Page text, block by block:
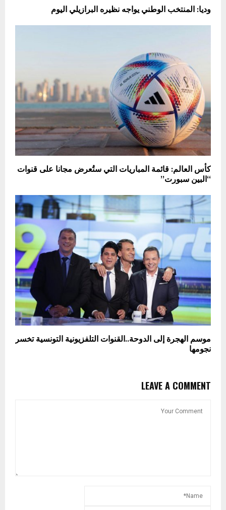
وديا: المنتخب الوطني يواجه نظيره البرازيلي اليوم
كأس العالم: قائمة المباريات التي ستُعرض مجانا على قنوات
“البين سبورت”
موسم الهجرة إلى الدوحة..القنوات التلفزيونية التونسية تخسر
نجومها
LEAVE A COMMENT